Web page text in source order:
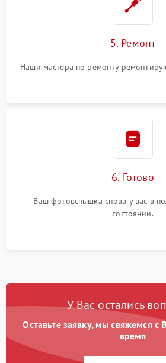
5. Ремонт
Наши мастера по ремонту
6. Готово
Ваш фотовспышка снова у вас в
состоянии.
У Вас остались
Оставьте заявку, мы свяжемся
время